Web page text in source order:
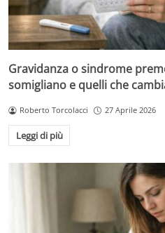
Gravidanza o sindrome
somigliano e quelli che
Roberto Torcolacci 27 Aprile 2026
Leggi di più